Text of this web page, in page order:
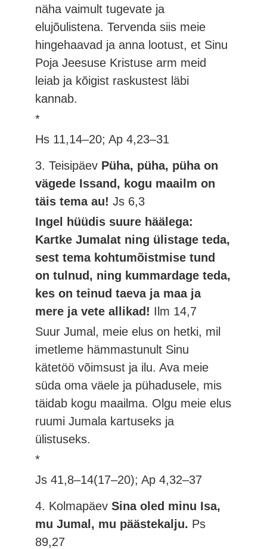
näha vaimult tugevate ja
elujõulistena. Tervenda siis meie
hingehaavad ja anna lootust, et Sinu
Poja Jeesuse Kristuse arm meid
leiab ja kõigist raskustest läbi
kannab.
*
Hs 11,14–20; Ap 4,23–31
3. Teisipäev Püha, püha, püha on
vägede Issand, kogu maailm on
täis tema au!Js 6,3
Ingel hüüdis suure häälega:
Kartke Jumalat ning ülistage teda,
sest tema kohtumõistmise tund
on tulnud, ning kummardage teda,
kes on teinud taeva ja maa ja
mere ja vete allikad! Ilm 14,7
Suur Jumal, meie elus on hetki, mil
imetleme hämmastunult Sinu
kätetöö võimsust ja ilu. Ava meie
süda oma väele ja pühadusele, mis
täidab kogu maailma. Olgu meie elus
ruumi Jumala kartuseks ja
ülistuseks.
*
Js 41,8–14(17–20); Ap 4,32–37
4. KolmapäevSina oled minu Isa,
mu Jumal, mu päästekalju. Ps
89,27